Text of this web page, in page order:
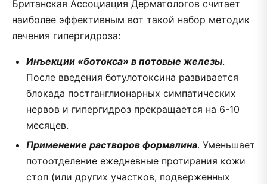
Британская Ассоциация Дерматологов считает
наиболее эффективным вот такой набор методик
лечения гипергидроза:
Инъекции «ботокса» в потовые железы.
После введения ботулотоксина развивается
блокада постганглионарных симпатических
нервов и гипергидроз прекращается на 6-10
месяцев.
Применение растворов формалина. Уменьшает
потоотделение ежедневные протирания кожи
стоп (или других участков, подверженных